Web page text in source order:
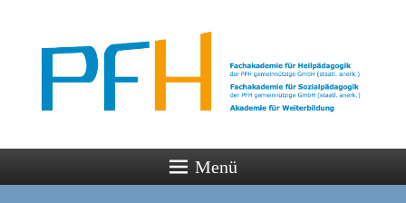
PFH
Gemeinsam wachsen
Menü